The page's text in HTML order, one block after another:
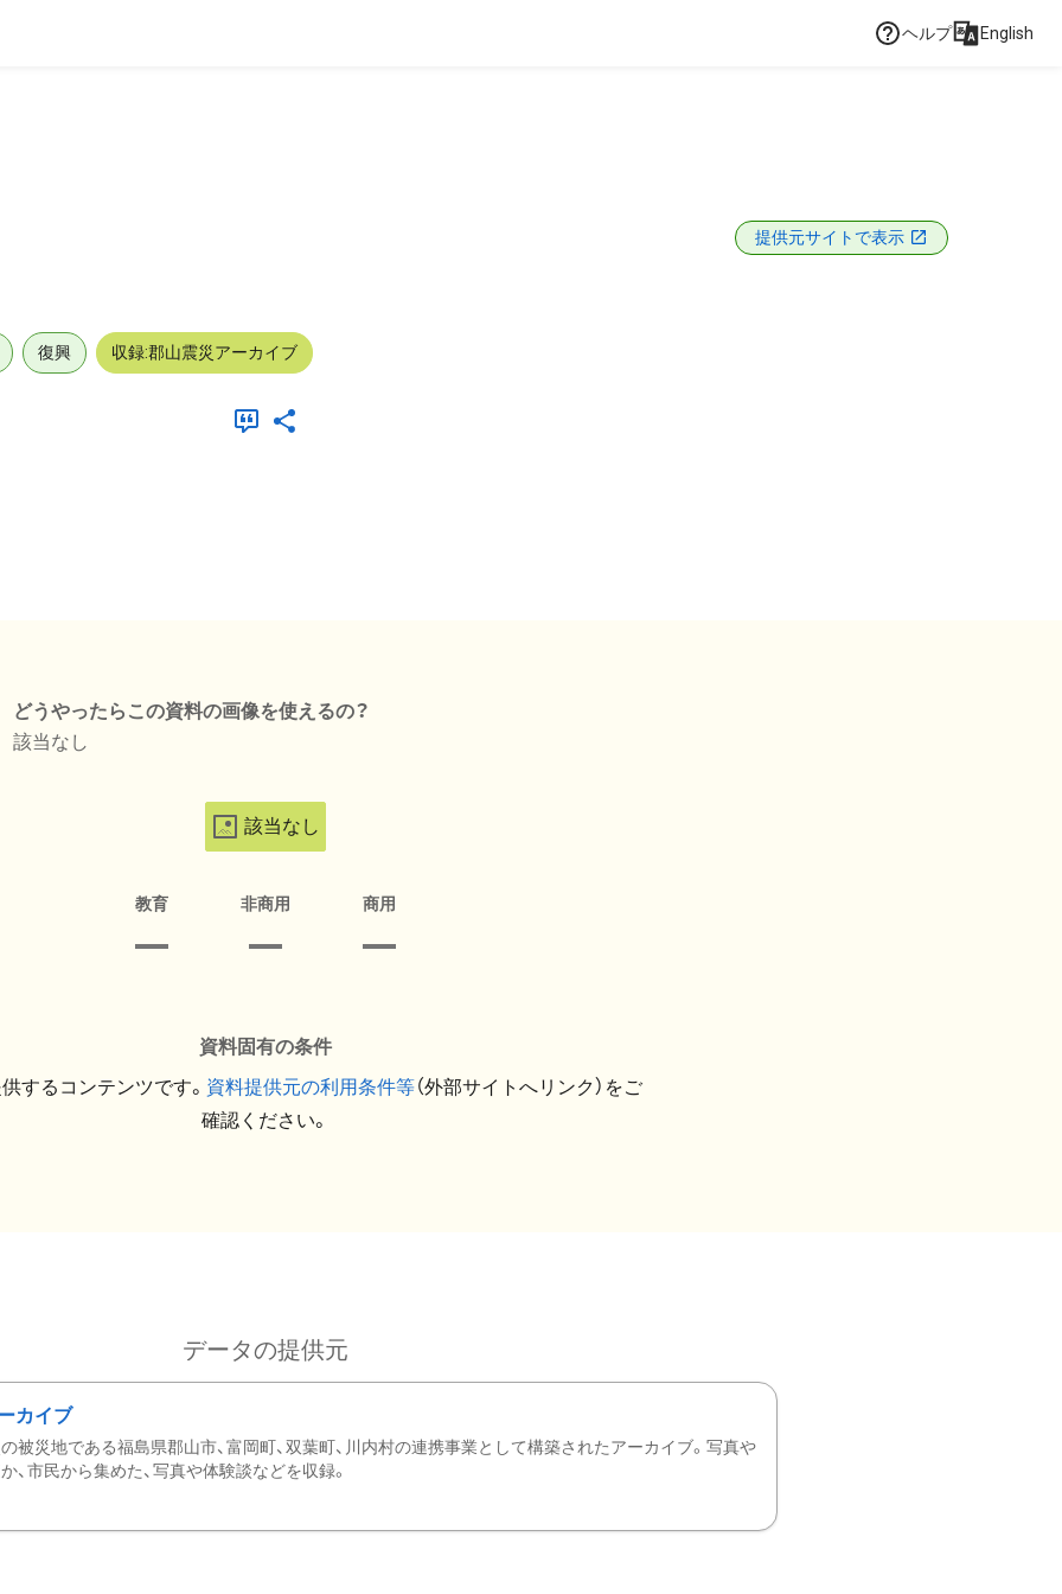
ヘルプ English
提供元サイトで表示
復興 収録:郡山震災アーカイブ
どうやったらこの資料の画像を使えるの？
該当なし
該当なし
教育 非商用 商用
資料固有の条件
するコンテンツです。 資料提供元の利用条件等（外部サイトへリンク）をご
確認ください。
データの提供元
カイブ
被災地である福島県郡山市、富岡町、双葉町、川内村の連携事業として構築されたアーカイブ。写真や
、市民から集めた、写真や体験談などを収録。